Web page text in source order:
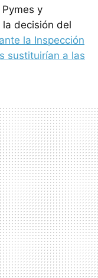
y
decisión del
la Inspección
sustituirían a las